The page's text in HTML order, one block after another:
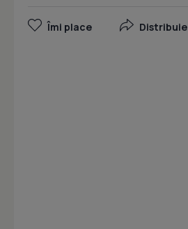
Îmi place Distribuie